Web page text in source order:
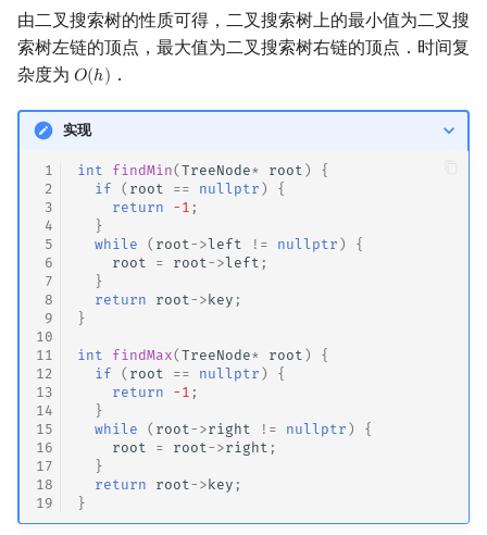
类欧几里德算法
Stern–Brocot 树与 Farey
二次域
最大团搜索算法
由二叉搜索树的性质可得，二叉搜索树上的最小值为二叉搜
索树左链的顶点，最大值为二叉搜索树右链的顶点．时间复
杂度为 𝑂(ℎ)
O(h) ．
实现
1
2
3
4
5
6
7
8
9
10
11
12
13
14
15
16
17
18
19
int findMin(TreeNode* root )
{
if
( root == nullptr )
{
return
-1 ;
}
while
( root ->left != nullptr )
{
root
= root ->left ;
}
return
root ->key ;
}
int findMax(TreeNode* root )
{
if
( root == nullptr )
{
return
-1 ;
}
while
( root ->right != nullptr )
{
root
= root ->right ;
}
return
root ->key ;
}